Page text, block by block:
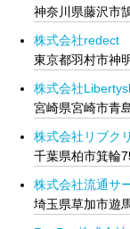
神奈川県藤沢市
株式会社redect
東京都羽村市神
株式会社
宮崎県宮崎市青
株式会社リブク
千葉県柏市箕輪
株式会社流通サ
埼玉県草加市遊